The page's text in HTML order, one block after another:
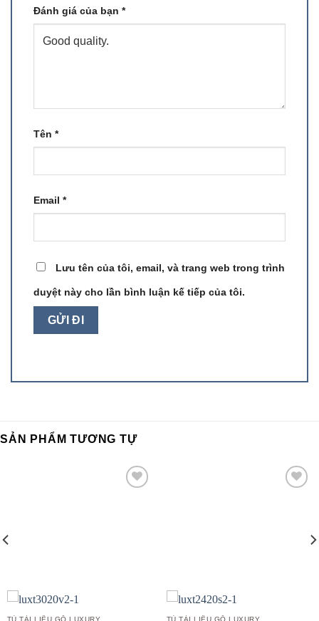
Đánh giá của bạn *
Tên *
Email *
Lưu tên của tôi, email, và trang web trong trình
duyệt này cho lần bình luận kế tiếp của tôi.
SẢN PHẨM TƯƠNG TỰ
TỦ TÀI LIỆU GỖ LUXURY TỦ TÀI LIỆU GỖ LUXURY